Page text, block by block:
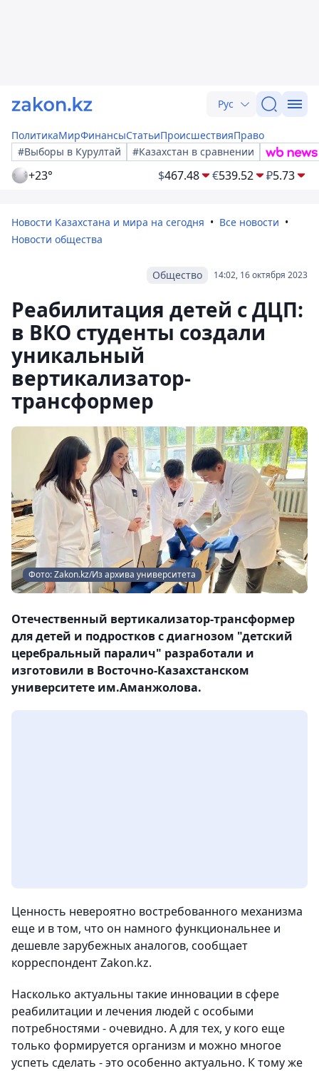
Рус
ПолитикаМирФинансыСтатьиПроисшествияПраво
#Выборы в Курултай
#Казахстан в сравнении
+23° $467.48 €539.52 ₽5.73
Новости Казахстана и мира на сегодня
Все новости
Новости общества
14:02, 16 октября 2023
Общество
Реабилитация детей с ДЦП:
в ВКО студенты создали
уникальный
вертикализатор-
трансформер
Фото: Zakon.kz/Из архива университета
Отечественный вертикализатор-трансформер
для детей и подростков с диагнозом "детский
церебральный паралич" разработали и
изготовили в Восточно-Казахстанском
университете им.Аманжолова.
Ценность невероятно востребованного механизма
еще и в том, что он намного функциональнее и
дешевле зарубежных аналогов, сообщает
корреспондент Zakon.kz.
Насколько актуальны такие инновации в сфере
реабилитации и лечения людей с особыми
потребностями - очевидно. А для тех, у кого еще
только формируется организм и можно многое
успеть сделать - это особенно актуально. К тому же